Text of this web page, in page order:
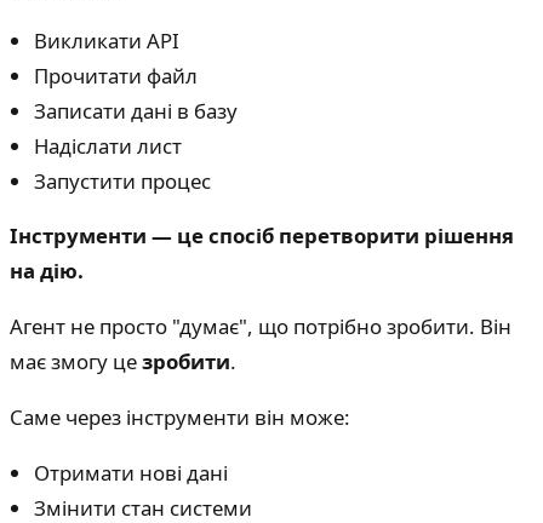
Викликати API
Прочитати файл
Записати дані в базу
Надіслати лист
Запустити процес
Інструменти — це спосіб перетворити рішення
на дію.
Агент не просто "думає", що потрібно зробити. Він
має змогу цезробити.
Саме через інструменти він може:
Отримати нові дані
Змінити стан системи